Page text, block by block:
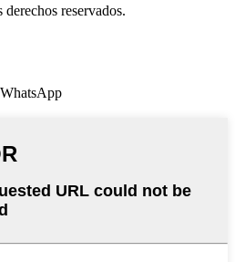
reservados.
WhatsApp